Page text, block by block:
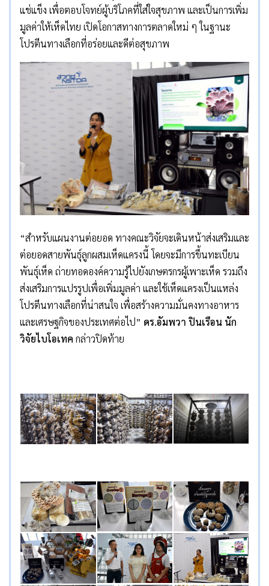
แช่แข็ง เพื่อตอบโจทย์ผู้บริโภคที่ใส่ใจสุขภาพ และเป็นการเพิ่ม
มูลค่าให้เห็ดไทย เปิดโอกาสทางการตลาดใหม่ ๆ ในฐานะ
โปรตีนทางเลือกที่อร่อยและดีต่อสุขภาพ
“สำหรับแผนงานต่อยอด ทางคณะวิจัยจะเดินหน้าส่งเสริมและ
ต่อยอดสายพันธุ์ลูกผสมเห็ดแครงนี้ โดยจะมีการขึ้นทะเบียน
พันธุ์เห็ด ถ่ายทอดองค์ความรู้ไปยังเกษตรกรผู้เพาะเห็ด รวมถึง
ส่งเสริมการแปรรูปเพื่อเพิ่มมูลค่า และใช้เห็ดแครงเป็นแหล่ง
โปรตีนทางเลือกที่น่าสนใจ เพื่อสร้างความมั่นคงทางอาหาร
และเศรษฐกิจของประเทศต่อไป” ดร.อัมพวา ปินเรือน นัก
วิจัยไบโอเทค กล่าวปิดท้าย